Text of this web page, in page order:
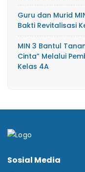
Guru dan Murid
Bakti Revitalisasi
MIN 3 Bantul
Cinta” Melalui
Kelas 4A
Sosial Media